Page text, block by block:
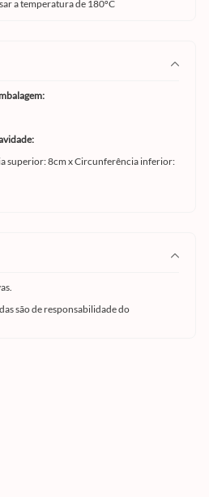
a temperatura de 180ºC
superior: 8cm x Circunferência inferior:
são de responsabilidade do